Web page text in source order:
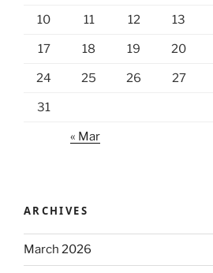
10 11 12 13
17 18 19 20
24 25 26 27
31
« Mar
ARCHIVES
March 2026